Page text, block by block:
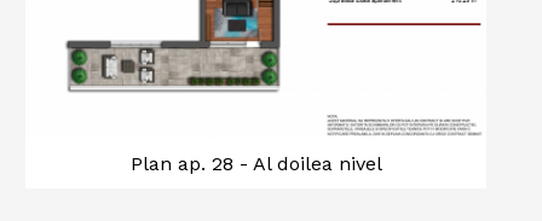
Plan ap. 28 - Al doilea nivel